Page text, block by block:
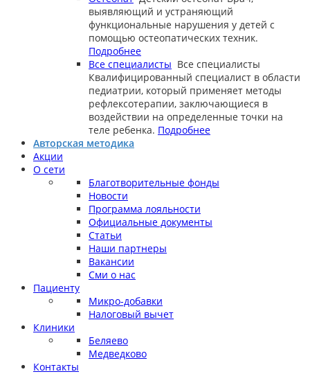
выявляющий и устраняющий
функциональные нарушения у детей с
помощью остеопатических техник.
Подробнее
Все специалисты Все специалисты
Квалифицированный специалист в области
педиатрии, который применяет методы
рефлексотерапии, заключающиеся в
воздействии на определенные точки на
теле ребенка. Подробнее
Авторская методика
Акции
О сети
Благотворительные фонды
Новости
Программа лояльности
Официальные документы
Статьи
Наши партнеры
Вакансии
Сми о нас
Пациенту
Микро-добавки
Налоговый вычет
Клиники
Беляево
Медведково
Контакты